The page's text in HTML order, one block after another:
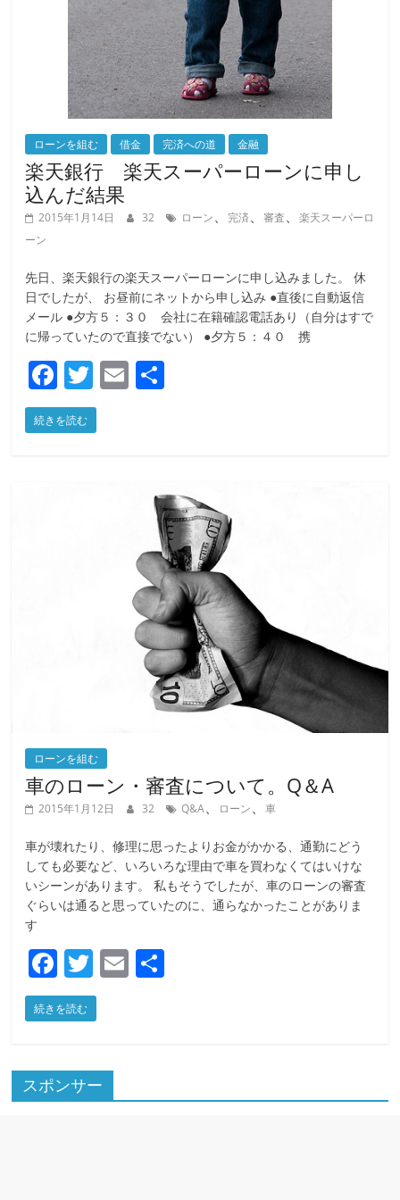
ローンを組む 借金 完済への道 金融
楽天銀行 楽天スーパーローンに申し
込んだ結果
2015年1月14日 32 ローン、 完済、審査、楽天スーパーロ
ーン
先日、楽天銀行の楽天スーパーローンに申し込みました。 休
日でしたが、 お昼前にネットから申し込み ●直後に自動返信
メール ●夕方５：３０ 会社に在籍確認電話あり（自分はすで
に帰っていたので直接でない） ●夕方５：４０ 携
F
a
c
T
w
itt
E
続きを読む
ローンを組む
車のローン・審査について。Q＆A
2015年1月12日 32 Q&A、 ローン、車
車が壊れたり、修理に思ったよりお金がかかる、通勤にどう
しても必要など、いろいろな理由で車を買わなくてはいけな
いシーンがあります。 私もそうでしたが、車のローンの審査
ぐらいは通ると思っていたのに、通らなかったことがありま
す
F
a
c
b
o
T
w
itt
E
m
続きを読む
スポンサー